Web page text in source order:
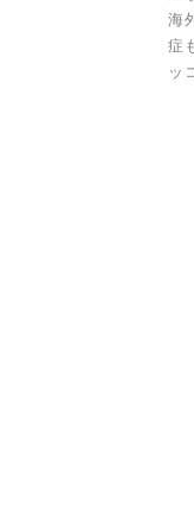
海
症
ッ